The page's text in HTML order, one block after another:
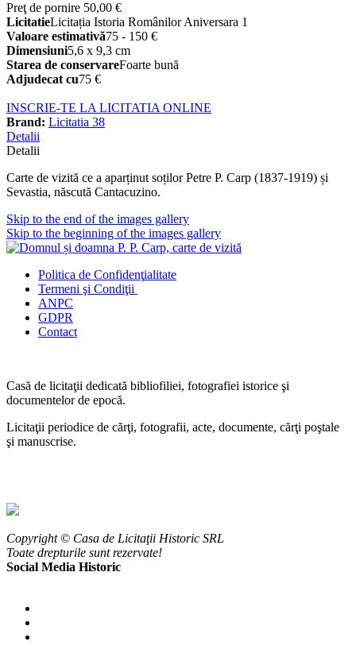
Preţ de pornire 50,00 €
LicitatieLicitația Istoria Românilor Aniversara 1
Valoare estimativă75 - 150 €
Dimensiuni5,6 x 9,3 cm
Starea de conservareFoarte bună
Adjudecat cu75 €
INSCRIE-TE LA LICITATIA ONLINE
Brand: Licitatia 38
Detalii
Detalii
Carte de vizită ce a aparținut soților Petre P. Carp (1837-1919) și
Sevastia, născută Cantacuzino.
Skip to the end of the images gallery
Skip to the beginning of the images gallery
Politica de Confidenţialitate
Termeni şi Condiţii
ANPC
GDPR
Contact
Casă de licitaţii dedicată bibliofiliei, fotografiei istorice şi
documentelor de epocă.
Licitaţii periodice de cărţi, fotografii, acte, documente, cărţi poştale
şi manuscrise.
Copyright © Casa de Licitaţii Historic SRL
Toate drepturile sunt rezervate!
Social Media Historic